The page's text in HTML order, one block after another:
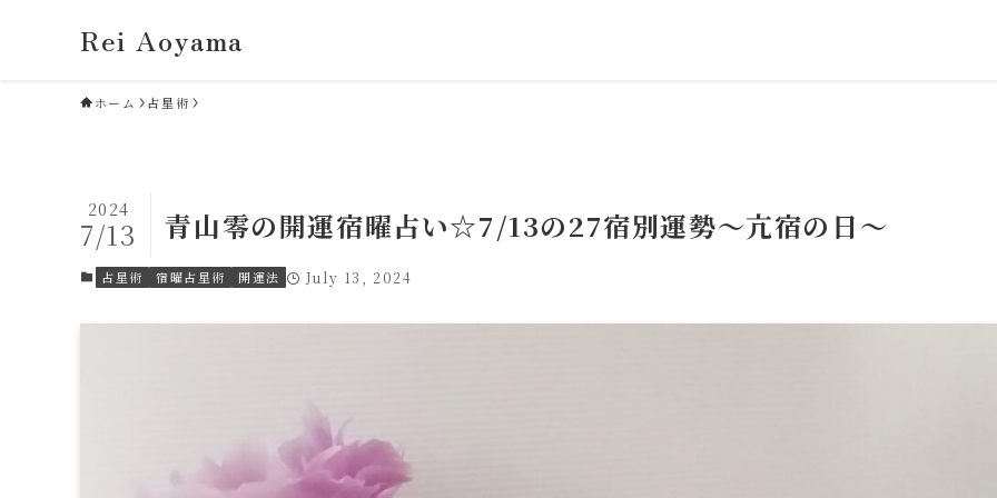
Rei Aoyama
ホーム 占星術
青山零の開運宿曜占い☆7/13の27宿別運勢～亢宿の日～
2024
7/13
占星術 宿曜占星術 開運法 July 13, 2024